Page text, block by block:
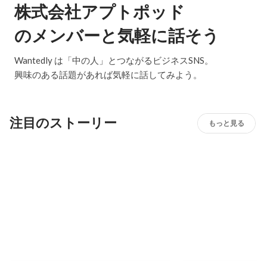
株式会社アプトポッド
のメンバーと気軽に話そう
Wantedly は「中の人」とつながるビジネスSNS。
興味のある話題があれば気軽に話してみよう。
注目のストーリー もっと見る